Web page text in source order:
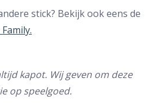
stick? Bekijk ook eens de
kapot. Wij geven om deze
op speelgoed.